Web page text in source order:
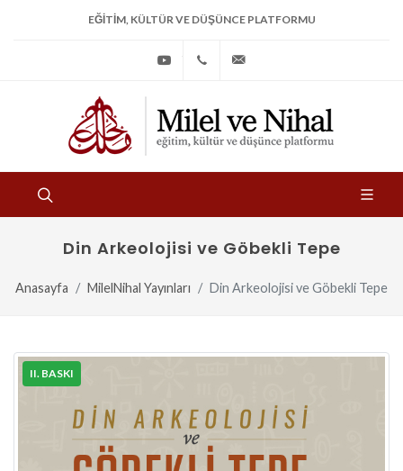
EĞITIM, KÜLTÜR VE DÜŞÜNCE PLATFORMU
Youtube +90
533
31
Din Arkeolojisi ve Göbekli Tepe
Anasayfa MilelNihal Yayınları Din Arkeolojisi ve Göbekli Tepe
II. BASKI